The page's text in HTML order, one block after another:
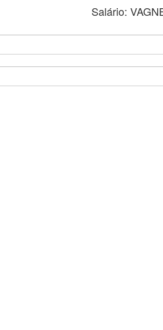
Salário: